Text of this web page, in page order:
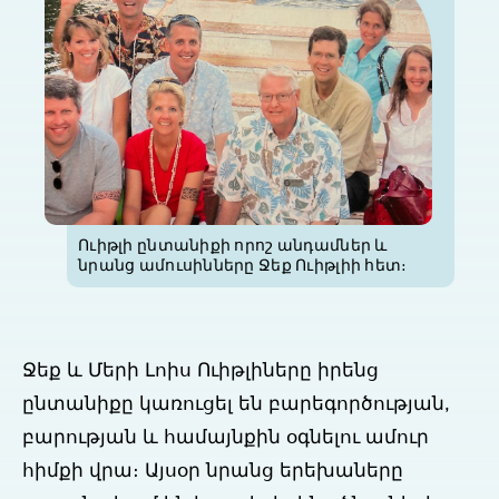
Ուիթլի ընտանիքի որոշ անդամներ և
նրանց ամուսինները Ջեք Ուիթլիի հետ։
Ջեք և Մերի Լոիս Ուիթլիները իրենց
ընտանիքը կառուցել են բարեգործության,
բարության և համայնքին օգնելու ամուր
հիմքի վրա։ Այսօր նրանց երեխաները